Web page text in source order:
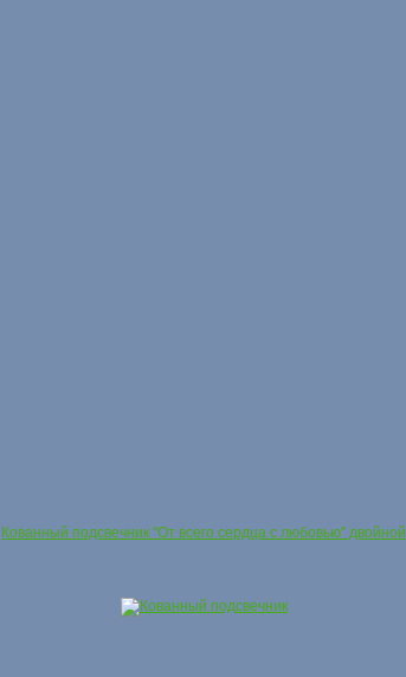
Кованный подсвечник "От всего сердца с любовью" двойной